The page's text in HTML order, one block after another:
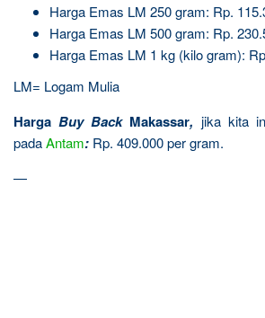
Harga Emas LM 250 gram: Rp.
Harga Emas LM 500 gram: Rp.
Harga Emas LM 1 kg (kilo gram):
LM= Logam Mulia
HargaBuy Back Makassar, jika kita
padaAntam: Rp. 409.000 per gram.
—